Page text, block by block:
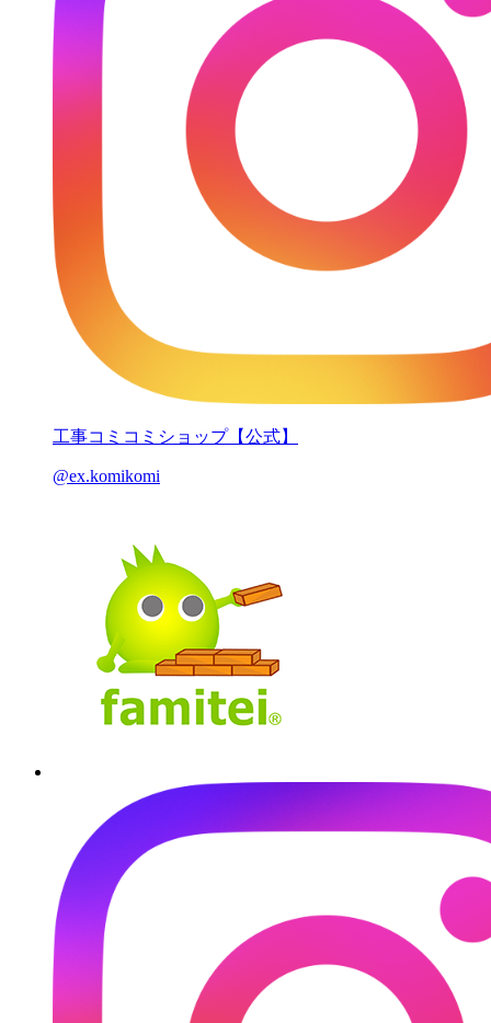
工事コミコミショップ【公式】
@ex.komikomi